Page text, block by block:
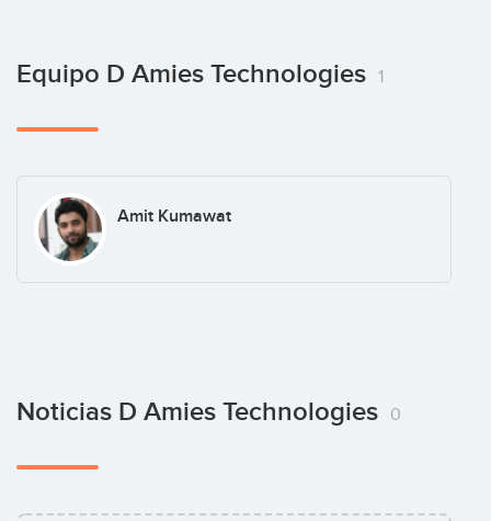
Equipo D Amies Technologies 1
Amit Kumawat
Noticias D Amies Technologies 0